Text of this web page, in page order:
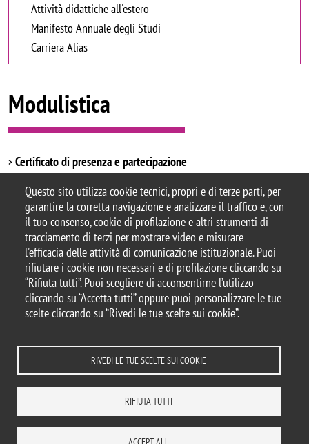
Questo sito utilizza cookie tecnici, propri e di terze parti, per
garantire la corretta navigazione e analizzare il traffico e, con
il tuo consenso, cookie di profilazione e altri strumenti di
tracciamento di terzi per mostrare video e misurare
l'efficacia delle attività di comunicazione istituzionale. Puoi
rifiutare i cookie non necessari e di profilazione cliccando su
“Rifiuta tutti”. Puoi scegliere di acconsentirne l’utilizzo
cliccando su “Accetta tutti” oppure puoi personalizzare le tue
scelte cliccando su “Rivedi le tue scelte sui cookie”.
RIVEDI LE TUE SCELTE SUI COOKIE
RIFIUTA TUTTI
Attività didattiche all'estero
Manifesto Annuale degli Studi
Carriera Alias
Modulistica
Certificato di presenza e partecipazione
Autorizzazione allo spostamento
© 2025 Università degli Studi di Milano-Bicocca
Piazza dell'Ateneo Nuovo, 1 - 20126, Milano
Casella PEC:ateneo.bicocca@pec.unimib.it
P.I. 12621570154 |
redazioneweb.formazione@unimib.it
Note legali Privacy e cookie policy Amministrazione trasparente
Accessibility
Rivedi le tue scelte sui cookie
MAPPA DEL SITO CONTATTI